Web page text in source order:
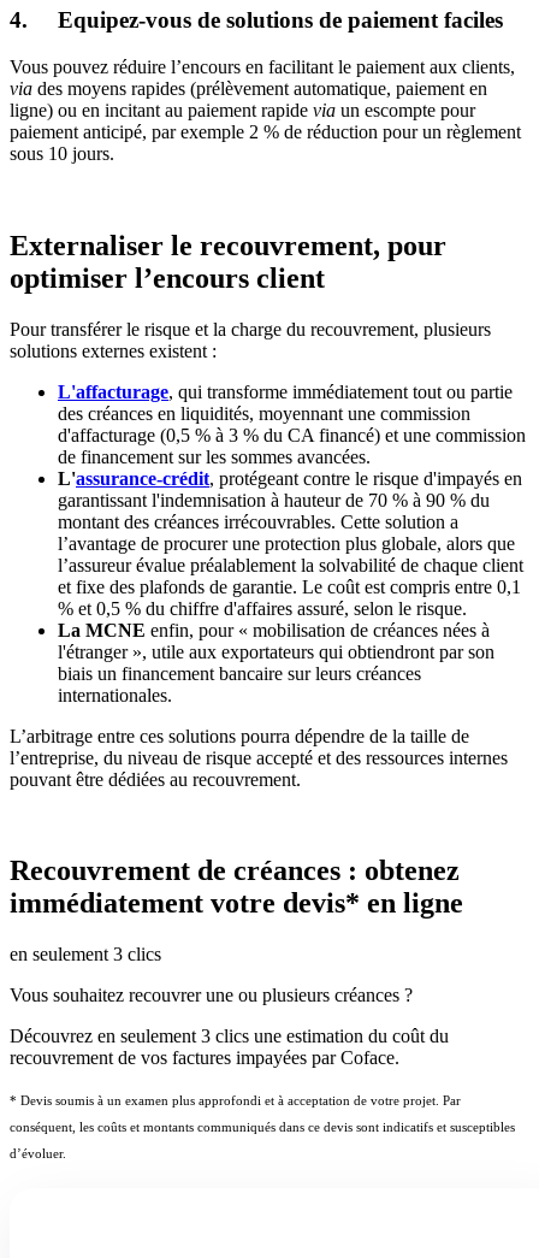
4. Equipez-vous de solutions de paiement faciles
Vous pouvez réduire l’encours en facilitant le paiement aux clients,
via des moyens rapides (prélèvement automatique, paiement en
ligne) ou en incitant au paiement rapide via un escompte pour
paiement anticipé, par exemple 2 % de réduction pour un règlement
sous 10 jours.
Externaliser le recouvrement, pour
optimiser l’encours client
Pour transférer le risque et la charge du recouvrement, plusieurs
solutions externes existent :
L'affacturage, qui transforme immédiatement tout ou partie
des créances en liquidités, moyennant une commission
d'affacturage (0,5 % à 3 % du CA financé) et une commission
de financement sur les sommes avancées.
L'assurance-crédit, protégeant contre le risque d'impayés en
garantissant l'indemnisation à hauteur de 70 % à 90 % du
montant des créances irrécouvrables. Cette solution a
l’avantage de procurer une protection plus globale, alors que
l’assureur évalue préalablement la solvabilité de chaque client
et fixe des plafonds de garantie. Le coût est compris entre 0,1
% et 0,5 % du chiffre d'affaires assuré, selon le risque.
La MCNE enfin, pour « mobilisation de créances nées à
l'étranger », utile aux exportateurs qui obtiendront par son
biais un financement bancaire sur leurs créances
internationales.
L’arbitrage entre ces solutions pourra dépendre de la taille de
l’entreprise, du niveau de risque accepté et des ressources internes
pouvant être dédiées au recouvrement.
Recouvrement de créances : obtenez
immédiatement votre devis* en ligne
en seulement 3 clics
Vous souhaitez recouvrer une ou plusieurs créances ?
Découvrez en seulement 3 clics une estimation du coût du
recouvrement de vos factures impayées par Coface.
* Devis soumis à un examen plus approfondi et à acceptation de votre projet. Par
conséquent, les coûts et montants communiqués dans ce devis sont indicatifs et susceptibles
d’évoluer.